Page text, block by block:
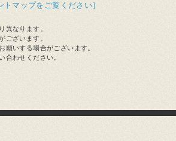
トマップをご覧ください］
異なります。
ございます。
願いする場合がございます。
合わせください。